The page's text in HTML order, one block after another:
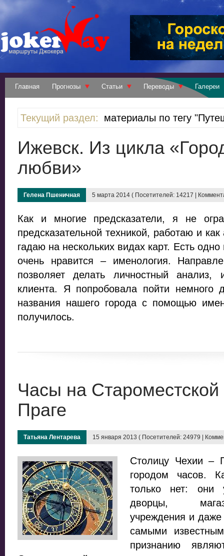
Главная Прогнозы Статьи Переводы Галереи
Текущий раздел: материалы по тегу
Ижевск. Из цикла
любви»
Гелена Пшеничная 5 марта 2014 ( Посетителей: 14217 |
Как и многие предсказатели, я не
предсказательной техникой, работаю и как
гадаю на нескольких видах карт. Есть
очень нравится – именология.
позволяет делать личностный
клиента. Я попробовала пойти немного
названия нашего города с помощью
получилось.
Часы на
Праге
Татьяна Лентарева 15 января 2013 ( Посетителей: 24979 |
Столицу Чехии –
городом часов.
только нет: они
дворцы,
учреждения и
самыми
признанию